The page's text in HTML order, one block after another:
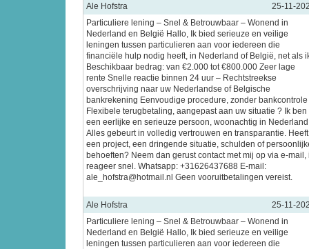
Ale Hofstra
25-11-
Particuliere lening – Snel & Betrouwbaar – Wonend in
Nederland en België Hallo, Ik bied serieuze en veilige
leningen tussen particulieren aan voor iedereen die
financiële hulp nodig heeft, in Nederland of België, net als
Beschikbaar bedrag: van €2.000 tot €800.000 Zeer lage
rente Snelle reactie binnen 24 uur – Rechtstreekse
overschrijving naar uw Nederlandse of Belgische
bankrekening Eenvoudige procedure, zonder bankcontrole
Flexibele terugbetaling, aangepast aan uw situatie ? Ik ben
een eerlijke en serieuze persoon, woonachtig in
Alles gebeurt in volledig vertrouwen en transparantie.
een project, een dringende situatie, schulden of
behoeften? Neem dan gerust contact met mij op via e-mail,
reageer snel. Whatsapp: +31626437688 E-mail:
ale_hofstra@hotmail.nl Geen vooruitbetalingen vereist.
Ale Hofstra
25-11-
Particuliere lening – Snel & Betrouwbaar – Wonend in
Nederland en België Hallo, Ik bied serieuze en veilige
leningen tussen particulieren aan voor iedereen die